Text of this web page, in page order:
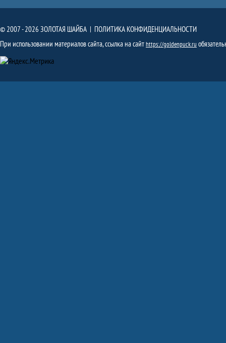
© 2007 - 2026 ЗОЛОТАЯ ШАЙБА | ПОЛИТИКА КОНФИДЕНЦИАЛЬНОСТИ
При использовании материалов сайта, ссылка на сайтhttps://goldenpuck.ru